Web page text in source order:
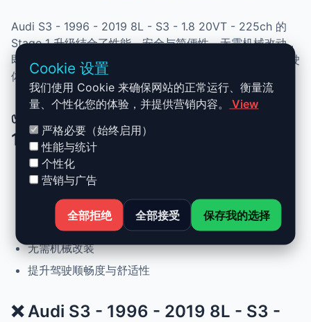
Audi S3 - 1996 - 2019 8L - S3 - 1.8 20VT - 225ch 的
Stage 1 升级结合了性能、安全与简便性。无需机械改动，
即可提升动力、扭矩并优化油耗。非常适合追求更灵敏驾驶
体验且希望保持原厂可靠性的车主。
✅ Audi S3 - 1996 - 2019 8L - S3 -
1.8 20VT - 225ch Stage 1 升级优势
动力提升高达 +30%，扭矩提升 +25%
正常驾驶下优化油耗
可随时恢复原厂设置
无需机械改装
提升驾驶顺畅度与舒适性
❌ Audi S3 - 1996 - 2019 8L - S3 -
Cookie 设置
我们使用 Cookie 来确保网站的正常运行、衡量流
量、个性化您的体验，并提供营销内容。
View
严格必要（始终启用）
性能与统计
个性化
营销与广告
全部拒绝 全部接受 保存我的选择